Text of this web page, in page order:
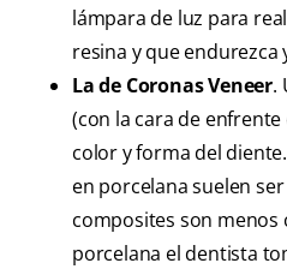
lámpara de luz para
resina y que endurezca
La de Coronas Veneer.
(con la cara de
color y forma del
en porcelana suelen
composites son menos
porcelana el dentista